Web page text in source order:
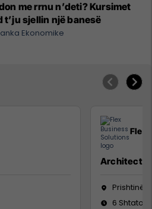
me rrnu n’deti? Kursimet
t’ju sjellin një banesë
Ekonomike
Flex
Architect
Prishtinë
6 Shtator